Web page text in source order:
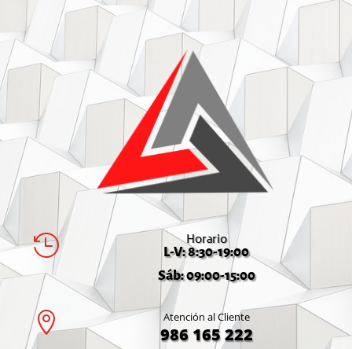
 Horario
L-V: 8:30-19:00
Sáb: 09:00-15:00
 Atención al Cliente
986 165 222